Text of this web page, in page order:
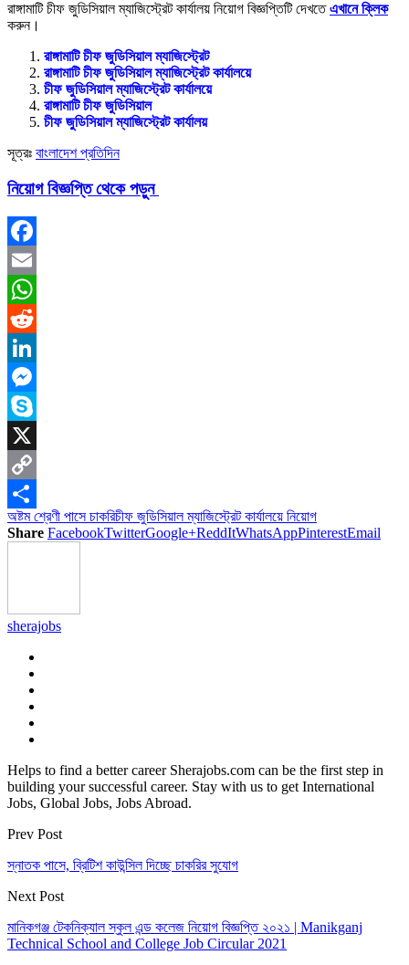
রাঙ্গামাটি চীফ জুডিসিয়াল ম্যাজিস্ট্রেট কার্যালয় নিয়ােগ বিজ্ঞপ্তিটি দেখতেএখানে ক্লিক
করুন।
রাঙ্গামাটি চীফ জুডিসিয়াল ম্যাজিস্ট্রেট
রাঙ্গামাটি চীফ জুডিসিয়াল ম্যাজিস্ট্রেট কার্যালয়ে
চীফ জুডিসিয়াল ম্যাজিস্ট্রেট কার্যালয়ে
রাঙ্গামাটি চীফ জুডিসিয়াল
চীফ জুডিসিয়াল ম্যাজিস্ট্রেট কার্যালয়
সূত্রঃ বাংলাদেশ প্রতিদিন
নিয়ােগ বিজ্ঞপ্তি থেকে পড়ুন
Facebook
Email
WhatsApp
Reddit
LinkedIn
Messenger
Skype
X
Copy
Link
Share
অষ্টম শ্রেণী পাসে চাকরিচীফ জুডিসিয়াল ম্যাজিস্ট্রেট কার্যালয়ে নিয়ােগ
Share FacebookTwitterGoogle+ReddItWhatsAppPinterestEmail
sherajobs
Helps to find a better career Sherajobs.com can be the first step in
building your successful career. Stay with us to get International
Jobs, Global Jobs, Jobs Abroad.
Prev Post
স্নাতক পাসে, ব্রিটিশ কাউন্সিল দিচ্ছে চাকরির সুযোগ
Next Post
মানিকগঞ্জ টেকনিক্যাল স্কুল এন্ড কলেজ নিয়োগ বিজ্ঞপ্তি ২০২১ | Manikganj
Technical School and College Job Circular 2021